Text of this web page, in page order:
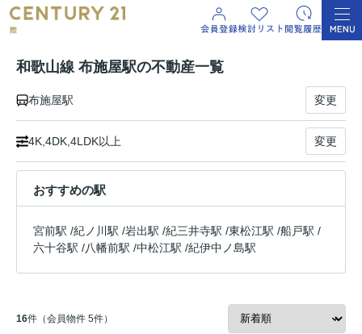
和歌山線 布施屋駅の不動産一覧
布施屋駅 変更
4K,4DK,4LDK以上 変更
おすすめの駅
宮前駅 /紀ノ川駅 /岩出駅 /紀三井寺駅 /東松江駅 /船戸駅 /
六十谷駅 /八幡前駅 /中松江駅 /紀伊中ノ島駅
16件（会員物件 5件）